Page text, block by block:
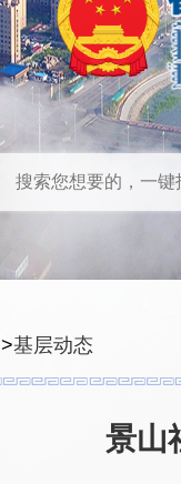
>基层动态
景山